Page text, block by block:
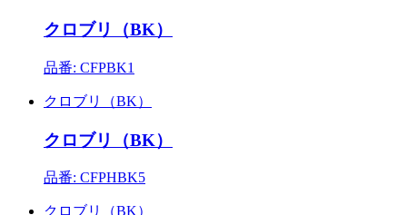
クロブリ（BK）
品番: CFPBK1
クロブリ（BK）
クロブリ（BK）
品番: CFPHBK5
クロブリ（BK）